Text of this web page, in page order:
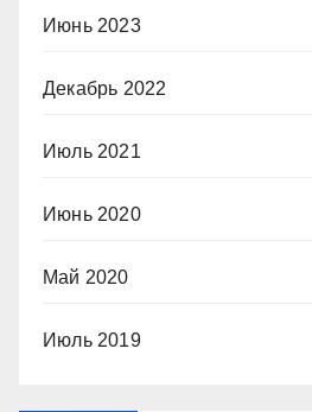
Июнь 2023
Декабрь 2022
Июль 2021
Июнь 2020
Май 2020
Июль 2019